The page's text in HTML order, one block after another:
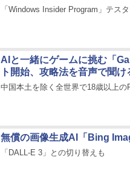
「Windows Insider Program」テス
AIと一緒にゲームに挑む「
ト開始、攻略法を音声で聞け
中国本土を除く全世界で18歳以上
無償の画像生成AI「Bing
「DALL-E 3」との切り替えも